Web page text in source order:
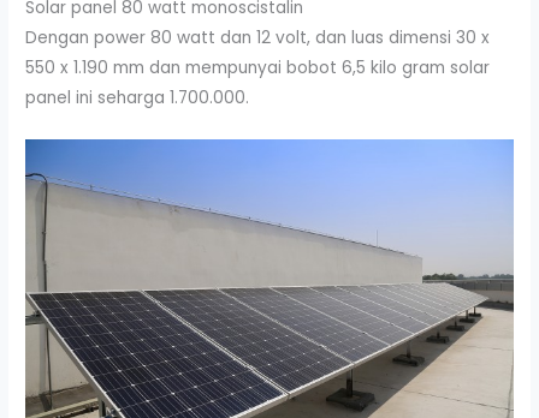
Solar panel 80 watt monoscistalin
Dengan power 80 watt dan 12 volt, dan luas dimensi 30 x
550 x 1.190 mm dan mempunyai bobot 6,5 kilo gram solar
panel ini seharga 1.700.000.